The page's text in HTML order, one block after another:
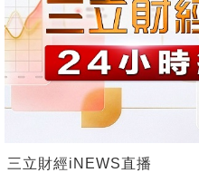
三立財經iNEWS直播